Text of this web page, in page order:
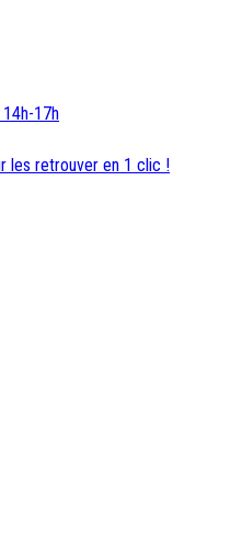
17h
les retrouver en 1 clic !